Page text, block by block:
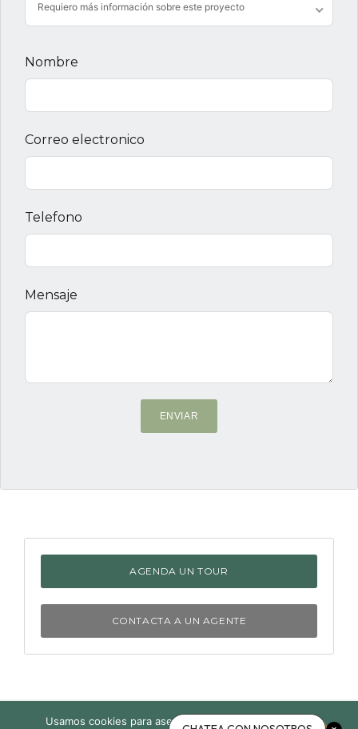
Requiero más información sobre este proyecto
Nombre
Correo electronico
Telefono
Mensaje
ENVIAR
AGENDA UN TOUR
CONTACTA A UN AGENTE
Usamos cookies para asegurar que te damos la mejor